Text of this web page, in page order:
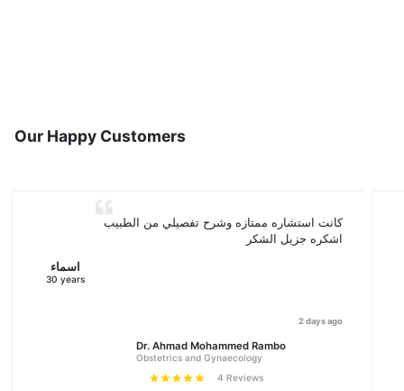
Our Happy Customers
اسماء
30 years
كانت استشاره ممتازه وشرح تفصيلي من الطبيب
اشكره جزيل الشكر
2 days ago
Dr. Ahmad Mohammed Rambo
Obstetrics and Gynaecology
4 Reviews